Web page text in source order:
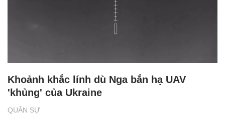
QUÂN SỰ
Khoảnh khắc lính dù Nga bắn hạ UAV
'khủng' của Ukraine